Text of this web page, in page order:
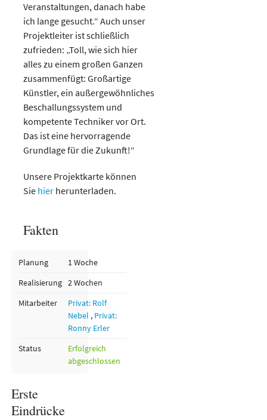
Veranstaltungen, danach habe
ich lange gesucht.“ Auch unser
Projektleiter ist schließlich
zufrieden: „Toll, wie sich hier
alles zu einem großen Ganzen
zusammenfügt: Großartige
Künstler, ein außergewöhnliches
Beschallungssystem und
kompetente Techniker vor Ort.
Das ist eine hervorragende
Grundlage für die Zukunft!“
Unsere Projektkarte können
Sie hierherunterladen.
Fakten
Planung
1 Woche
Realisierung 2 Wochen
Mitarbeiter
Privat: Rolf
Nebel , Privat:
Ronny Erler
Status
Erfolgreich
abgeschlossen
Erste
Eindrücke